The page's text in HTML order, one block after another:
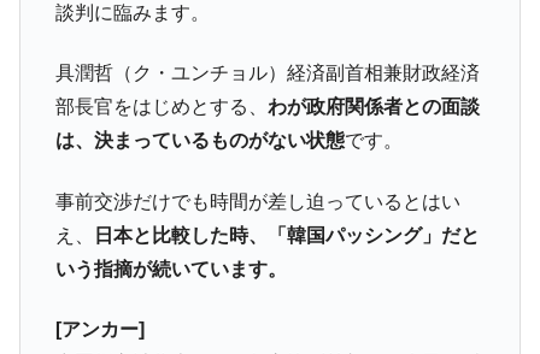
談判に臨みます。
具潤哲（ク・ユンチョル）経済副首相兼財政経済
部長官をはじめとする、 わが政府関係者との面談
は、決まっているものがない状態です。
事前交渉だけでも時間が差し迫っているとはい
え、
日本と比較した時、「韓国パッシング」だと
いう指摘が続いています。
[アンカー]